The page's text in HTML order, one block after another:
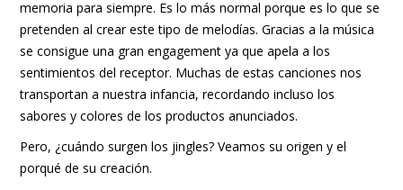
memoria para siempre. Es lo más normal porque es lo que se
pretenden al crear este tipo de melodías. Gracias a la música
se consigue una gran engagement ya que apela a los
sentimientos del receptor. Muchas de estas canciones nos
transportan a nuestra infancia, recordando incluso los
sabores y colores de los productos anunciados.
Pero, ¿cuándo surgen los jingles? Veamos su origen y el
porqué de su creación.